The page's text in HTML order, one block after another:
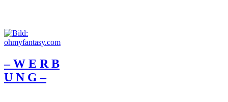
– W Ε R Β
U Ν G –